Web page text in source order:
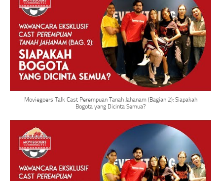
Moviegoers Talk Cast Perempuan Tanah Jahanam (Bagian 2): Siapakah
Bogota yang Dicinta Semua?